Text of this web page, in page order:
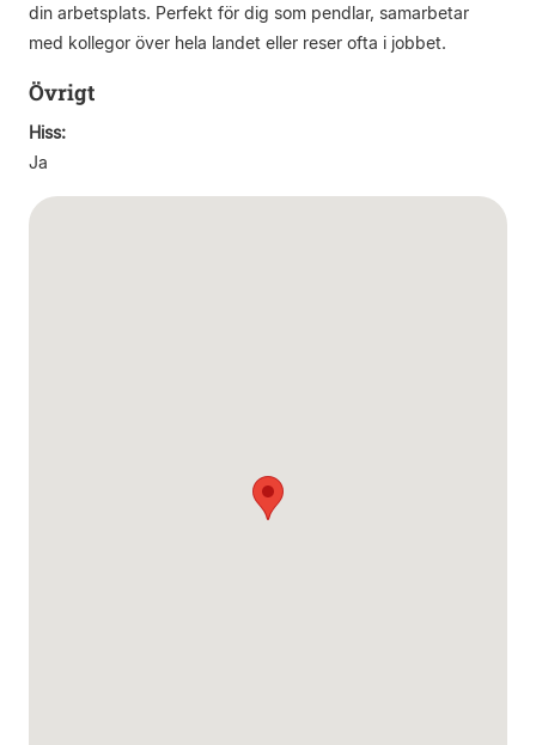
din arbetsplats. Perfekt för dig som pendlar, samarbetar
med kollegor över hela landet eller reser ofta i jobbet.
Övrigt
Hiss:
Ja